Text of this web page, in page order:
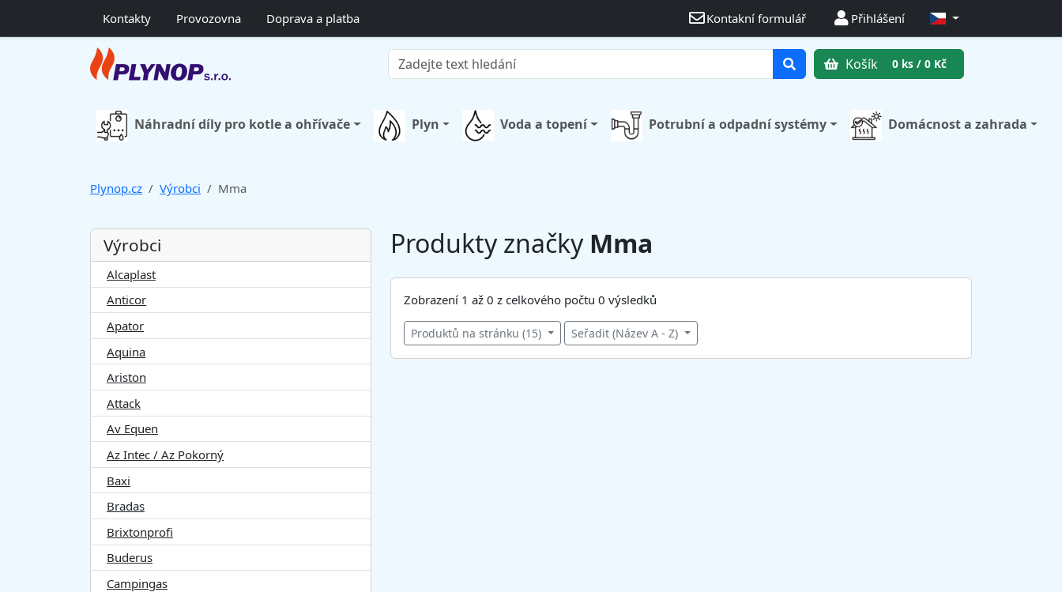
Kontakty Provozovna Doprava a platba Kontakní formulář Přihlášení
Košík 0 ks / 0 Kč
Náhradní díly pro kotle a ohřívače Plyn Voda a topení Potrubní a odpadní systémy Domácnost a zahrada
Plynop.cz Výrobci Mma
Výrobci
Alcaplast
Anticor
Apator
Aquina
Ariston
Attack
Av Equen
Az Intec / Az Pokorný
Baxi
Bradas
Brixtonprofi
Buderus
Campingas
Produkty značky Mma
Zobrazení 1 až 0 z celkového počtu 0 výsledků
Produktů na stránku (15) Seřadit (Název A - Z)